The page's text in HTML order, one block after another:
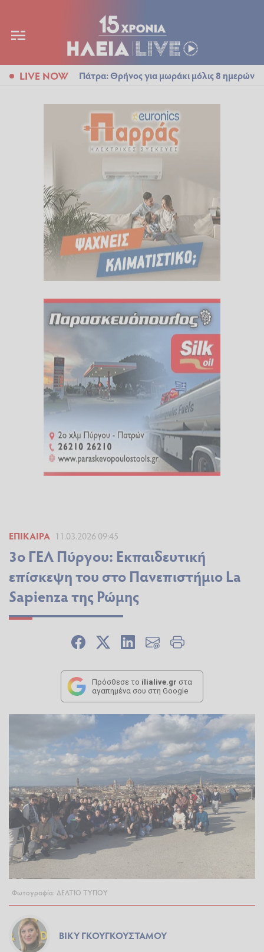
LIVE NOW Πάτρα: Θρήνος για μωράκι μόλις 8 ημερών
ΕΠΊΚΑΙΡΑ 11.03.2026 09:45
3ο ΓΕΛ Πύργου: Εκπαιδευτική
επίσκεψη του στο Πανεπιστήμιο La
Sapienza της Ρώμης
Πρόσθεσε το ilialive.gr στα
αγαπημένα σου στη Google
Φωτογραφία: ΔΕΛΤΙΟ ΤΥΠΟΥ
ΒΊΚΥ ΓΚΟΥΓΚΟΥΣΤΆΜΟΥ